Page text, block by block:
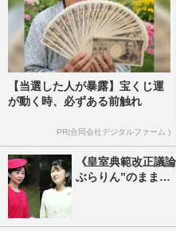
【当選した人が暴露】宝くじ運
が動く時、必ずある前触れ
PR(合同会社デジタルファーム )
《皇室典範改正議
ぶらりん”のまま…